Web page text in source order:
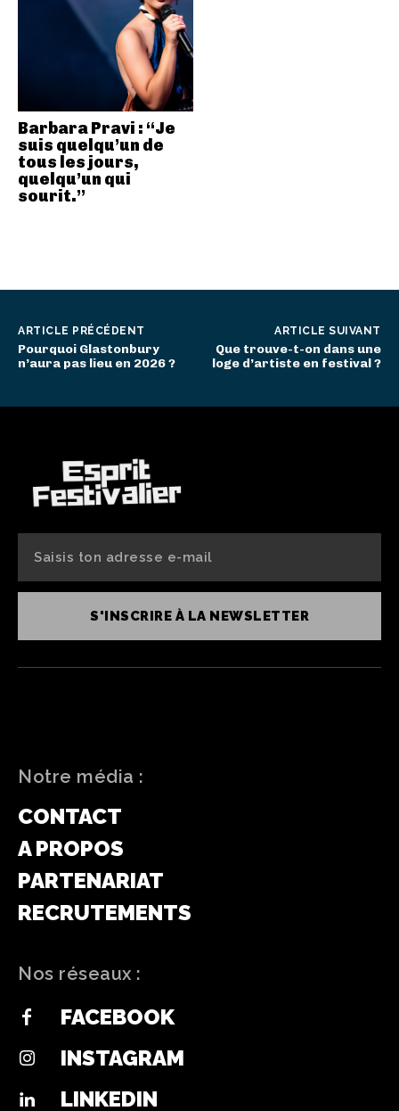
Barbara Pravi : “Je
suis quelqu’un de
tous les jours,
quelqu’un qui
sourit.”
ARTICLE PRÉCÉDENT
Pourquoi Glastonbury
n’aura pas lieu en 2026 ?
ARTICLE SUIVANT
Que trouve-t-on dans une
loge d’artiste en festival ?
S'INSCRIRE À LA NEWSLETTER
Notre média :
CONTACT
A PROPOS
PARTENARIAT
RECRUTEMENTS
Nos réseaux :
FACEBOOK
INSTAGRAM
LINKEDIN